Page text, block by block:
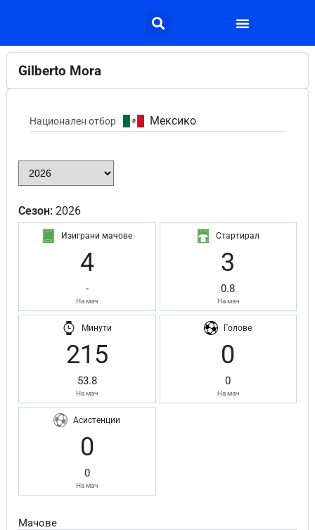
Gilberto Mora
Национален отбор Мексико
Сезон: 2026
Изиграни мачове
4
-
На мач
Стартирал
3
0.8
На мач
Минути
215
53.8
На мач
Голове
0
0
На мач
Асистенции
0
0
На мач
Мачове